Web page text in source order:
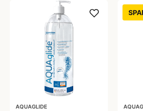
AQUAGLIDE